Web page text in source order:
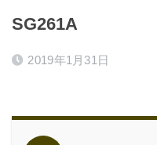
SG261A
2019年1月31日